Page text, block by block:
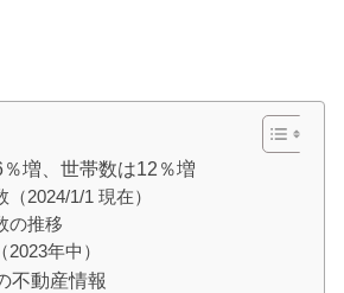
増、世帯数は12％増
（2024/1/1 現在）
の推移
年中）
不動産情報